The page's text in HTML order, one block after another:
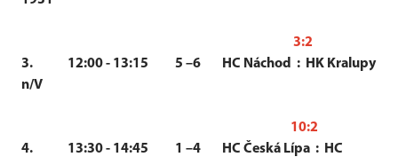
3:2
3. 12:00 - 13:15 5 –6 HC Náchod : HK Kralupy
n/V
10:2
4. 13:30 - 14:45 1 –4 HC Česká Lípa : HC